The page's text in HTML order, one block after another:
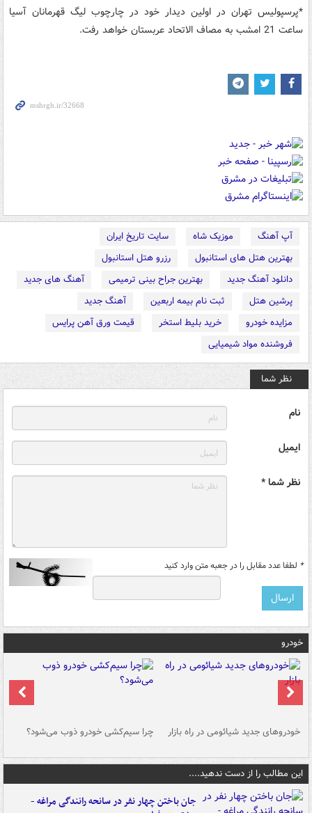
*پرسپوليس تهران در اولين ديدار خود در چارچوب ليگ قهرمانان آسيا
ساعت 21 امشب به مصاف الاتحاد عربستان خواهد رفت.
آپ آهنگ موزیک شاه
سایت تاریخ ایران
بهترین هتل های استانبول
رزرو هتل استانبول
دانلود آهنگ جدید
بهترین جراح بینی ترمیمی
آهنگ های جدید
پرشین هتل
ثبت نام بیمه اربعین
آهنگ جدید
مزایده خودرو
خرید بلیط استخر
قیمت ورق آهن پرایس
فروشنده مواد شیمیایی
نظر شما
نام
ایمیل
نظر شما *
* لطفا عدد مقابل را در جعبه متن وارد کنید
خودرو
خودروهای جدید شیائومی در راه بازار چرا سیم‌کشی خودرو ذوب می‌شود؟
این مطالب را از دست ندهید....
جان باختن چهار نفر در سانحه رانندگی مراغه -